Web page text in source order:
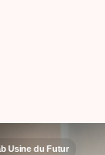
Usine du Futur